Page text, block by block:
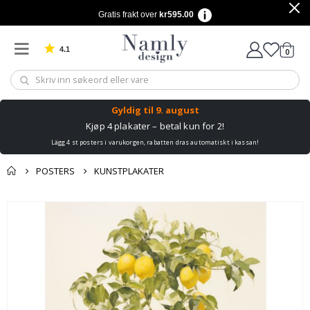
Gratis frakt over kr595.00
4.1 Basert på 1030 stemmer 0varer
Gyldig til 9. august
Kjøp 4 plakater – betal kun for 2!
Lägg 4 st posters i varukorgen, rabatten dras automatiskt i kassan!
POSTERS KUNSTPLAKATER
Andre kjøpte